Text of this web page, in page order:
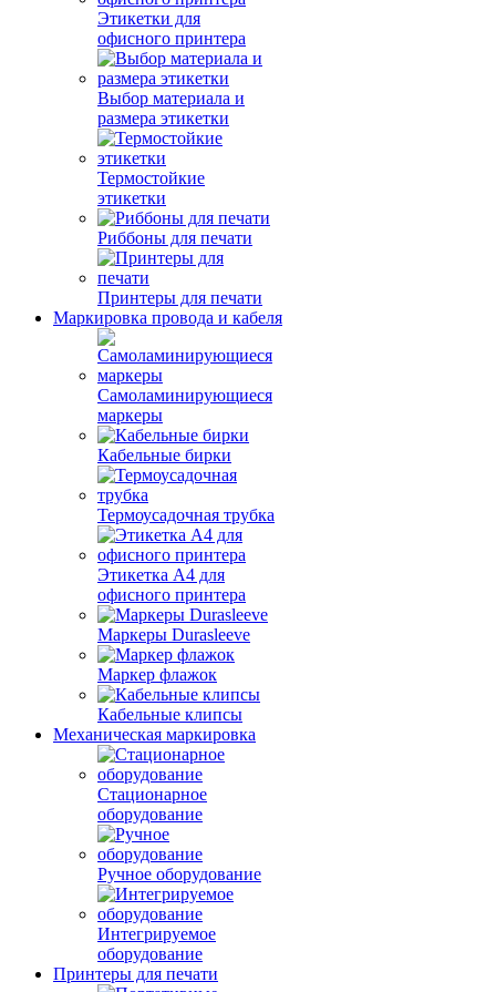
Этикетки для
офисного принтера
Выбор материала и
размера этикетки
Термостойкие
этикетки
Риббоны для печати
Принтеры для печати
Маркировка провода и кабеля
Самоламинирующиеся
маркеры
Кабельные бирки
Термоусадочная трубка
Этикетка А4 для
офисного принтера
Маркеры Durasleeve
Маркер флажок
Кабельные клипсы
Механическая маркировка
Стационарное
оборудование
Ручное оборудование
Интегрируемое
оборудование
Принтеры для печати